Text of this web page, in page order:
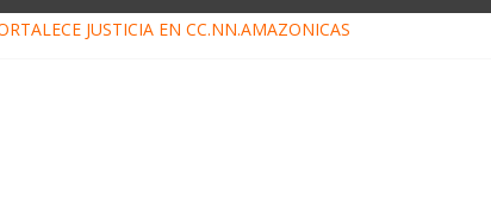
JUSTICIA EN CC.NN.AMAZÓNICAS